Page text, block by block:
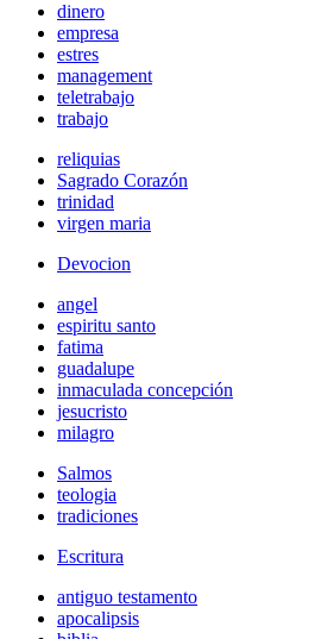
dinero
empresa
estres
management
teletrabajo
trabajo
reliquias
Sagrado Corazón
trinidad
virgen maria
Devocion
angel
espiritu santo
fatima
guadalupe
inmaculada concepción
jesucristo
milagro
Salmos
teologia
tradiciones
Escritura
antiguo testamento
apocalipsis